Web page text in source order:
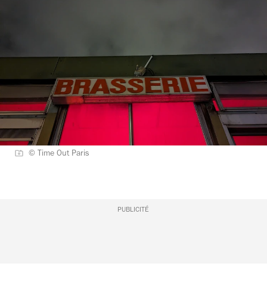
© Time Out Paris
PUBLICITÉ